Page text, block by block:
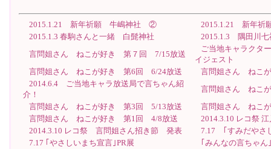
2015.1.21 新年祈願 牛嶋神社 ②
2015.1.21 新年
2015.1.3 春駒さんと一緒 白髭神社
2015.1.3 隅田川
言問姐さん ねこが好き 第７回 7/15放送
ご当地キャラクタ
イジェスト
言問姐さん ねこが好き 第6回 6/24放送
言問姐さん ねこ
2014.6.4 ご当地キャラ放送局で言ちゃん紹
介！
言問姐さん ねこ
言問姐さん ねこが好き 第3回 5/13放送
言問姐さん ねこ
言問姐さん ねこが好き 第1回 4/8放送
2014.3.10 レコ祭
2014.3.10 レコ祭 言問姐さん招き節 発表
7.17 ｢すみだやさ
7.17 ｢やさしいまち宣言｣PR展
｢みんなの言ちゃ